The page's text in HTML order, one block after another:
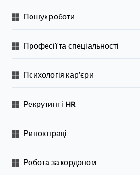
Пошук роботи
Професії та спеціальності
Психологія кар’єри
Рекрутинг і HR
Ринок праці
Робота за кордоном